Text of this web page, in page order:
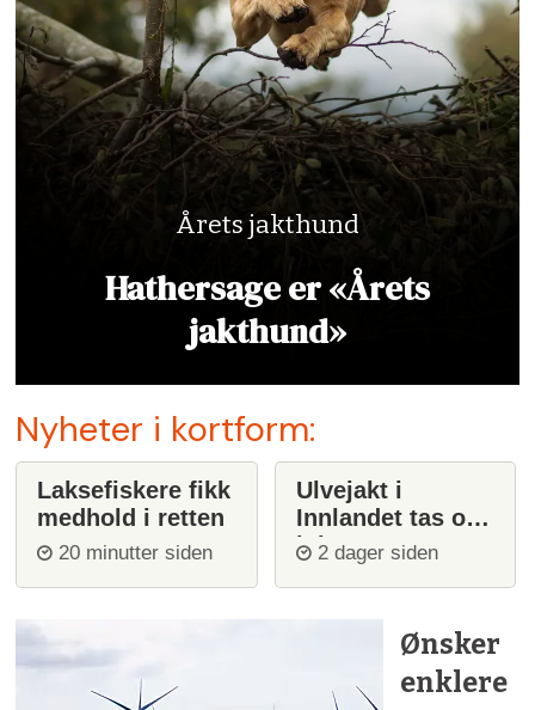
Årets jakthund
Hathersage er «Årets
jakthund»
Nyheter i kortform:
Laksefiskere fikk
medhold i retten
20 minutter siden
Ulvejakt i
Innlandet tas opp
igjen
2 dager siden
Ønsker
enklere